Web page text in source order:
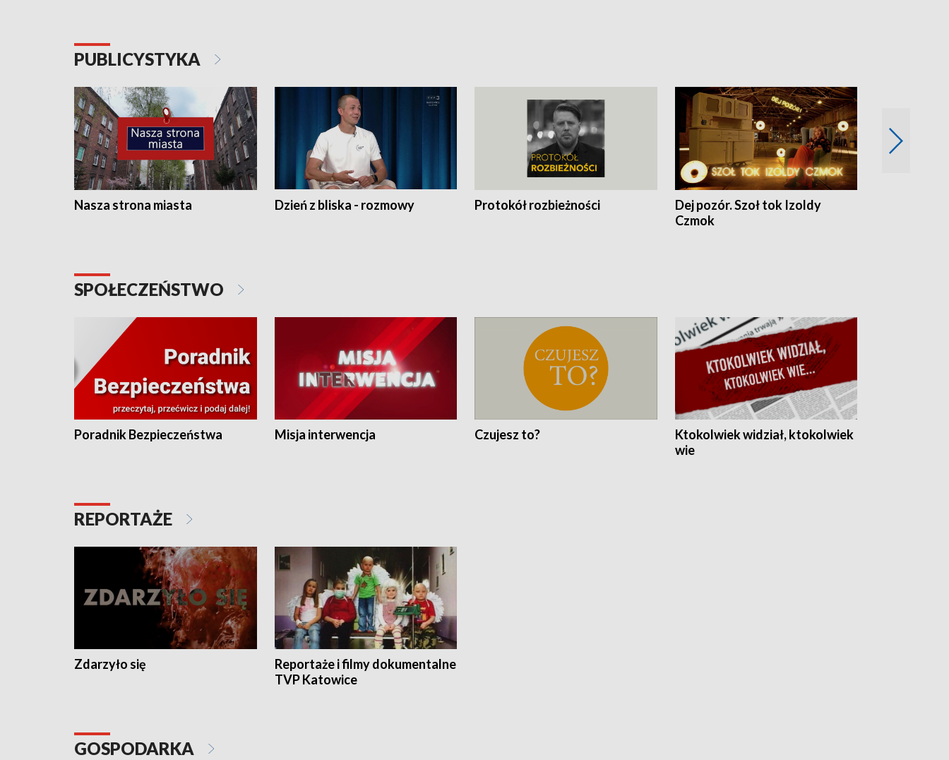
PUBLICYSTYKA
Nasza strona miasta Dzień z bliska - rozmowy Protokół rozbieżności
Dej pozór. Szoł tok Izoldy
Czmok
SPOŁECZEŃSTWO
Poradnik Bezpieczeństwa Misja interwencja Czujesz to?
Ktokolwiek widział, ktokolwiek
wie
REPORTAŻE
Zdarzyło się
Reportaże i filmy dokumentalne
TVP Katowice
GOSPODARKA